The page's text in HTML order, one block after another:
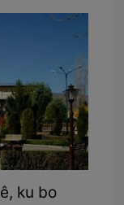
ku bo